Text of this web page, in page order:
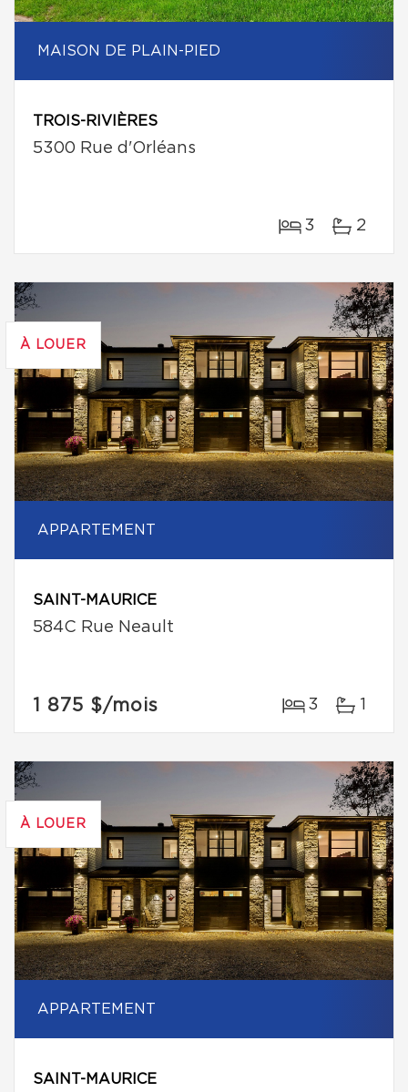
MAISON DE PLAIN-PIED
TROIS-RIVIÈRES
5300 Rue d'Orléans
3 2
À LOUER
APPARTEMENT
SAINT-MAURICE
584C Rue Neault
1 875 $/mois 3 1
À LOUER
APPARTEMENT
SAINT-MAURICE